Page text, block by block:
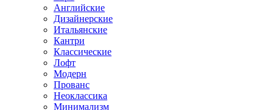
Английские
Дизайнерские
Итальянские
Кантри
Классические
Лофт
Модерн
Прованс
Неоклассика
Минимализм